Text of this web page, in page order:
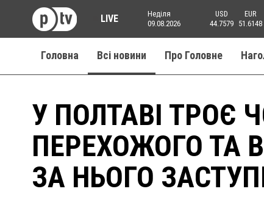
LIVE
Неділя
09.08.2026
USD
44.7579
EUR
51.6148
Головна Всі новини Про Головне
У ПОЛТАВІ ТРОЄ
ПЕРЕХОЖОГО ТА
ЗА НЬОГО